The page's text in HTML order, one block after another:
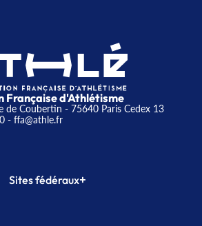
Française d'Athlétisme
de Coubertin - 75640 Paris Cedex 13
- ffa@athle.fr
Sites fédéraux+